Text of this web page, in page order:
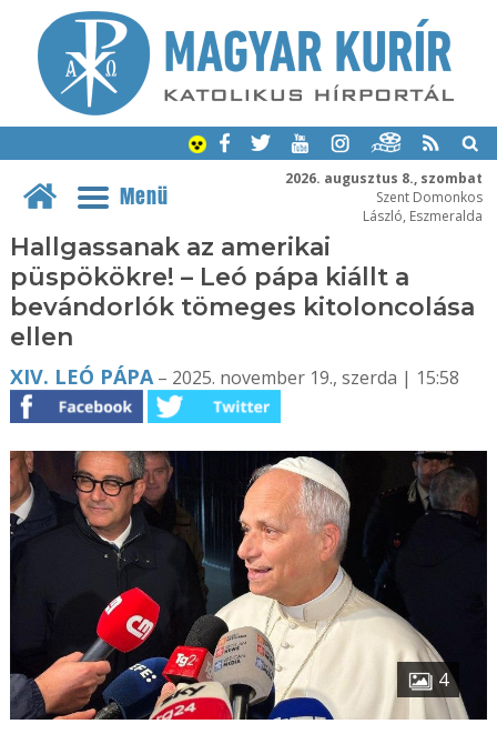
2026. augusztus 8., szombat
Szent Domonkos
László, Eszmeralda
Menü
Hallgassanak az amerikai
püspökökre! – Leó pápa kiállt a
bevándorlók tömeges kitoloncolása
ellen
XIV. LEÓ PÁPA– 2025. november 19., szerda | 15:58
4